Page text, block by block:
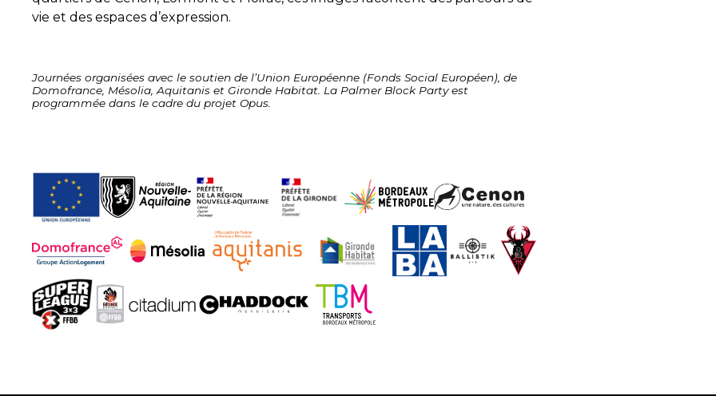
vie et des espaces d’expression.
Journées organisées avec le soutien de l’Union Européenne (Fonds Social Européen), de
Domofrance, Mésolia, Aquitanis et Gironde Habitat. La Palmer Block Party est
programmée dans le cadre du projet Opus.